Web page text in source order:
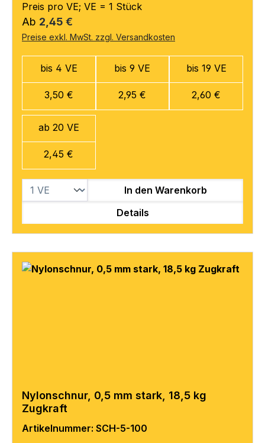
Preis pro VE; VE = 1 Stück
Regulärer Preis:
Ab 2,45 €
Preise exkl. MwSt. zzgl. Versandkosten
bis 4 VE
3,50 €
bis 9 VE
2,95 €
bis 19 VE
2,60 €
ab 20 VE
2,45 €
In den Warenkorb
Details
Nylonschnur, 0,5 mm stark, 18,5 kg
Zugkraft
Artikelnummer: SCH-5-100